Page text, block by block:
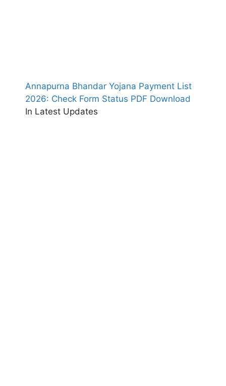
Annapurna Bhandar Yojana Payment List
2026: Check Form Status PDF Download
In Latest Updates